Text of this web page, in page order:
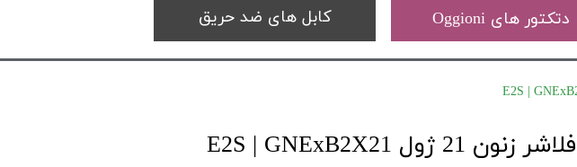
کابل های ضد حریق دتکتور های Oggioni
فلاشر زنون 21 ژول E2S | GNExB2X21